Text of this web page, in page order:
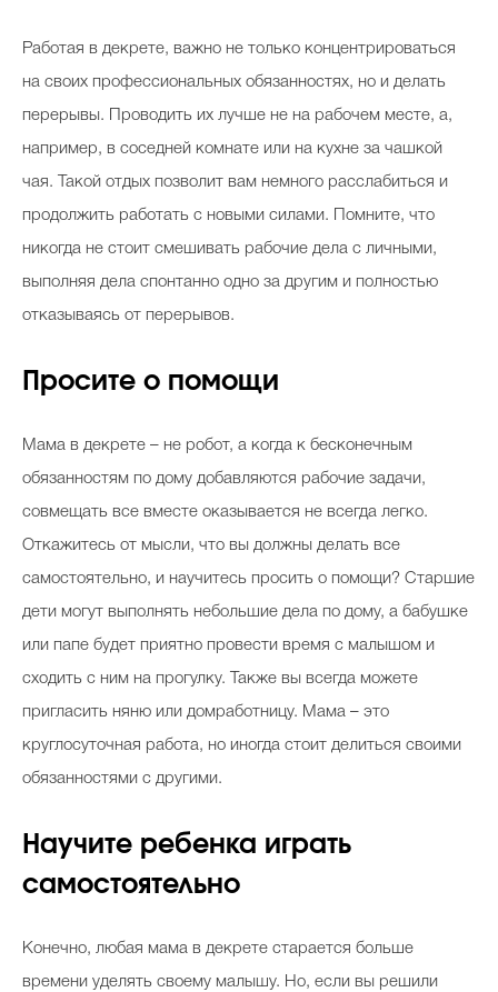
Работая в декрете, важно не только концентрироваться
на своих профессиональных обязанностях, но и делать
перерывы. Проводить их лучше не на рабочем месте, а,
например, в соседней комнате или на кухне за чашкой
чая. Такой отдых позволит вам немного расслабиться и
продолжить работать с новыми силами. Помните, что
никогда не стоит смешивать рабочие дела с личными,
выполняя дела спонтанно одно за другим и полностью
отказываясь от перерывов.
Просите о помощи
Мама в декрете – не робот, а когда к бесконечным
обязанностям по дому добавляются рабочие задачи,
совмещать все вместе оказывается не всегда легко.
Откажитесь от мысли, что вы должны делать все
самостоятельно, и научитесь просить о помощи? Старшие
дети могут выполнять небольшие дела по дому, а бабушке
или папе будет приятно провести время с малышом и
сходить с ним на прогулку. Также вы всегда можете
пригласить няню или домработницу. Мама – это
круглосуточная работа, но иногда стоит делиться своими
обязанностями с другими.
Научите ребенка играть
самостоятельно
Конечно, любая мама в декрете старается больше
времени уделять своему малышу. Но, если вы решили